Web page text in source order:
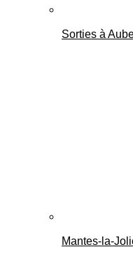
Sorties à
Mantes-la-